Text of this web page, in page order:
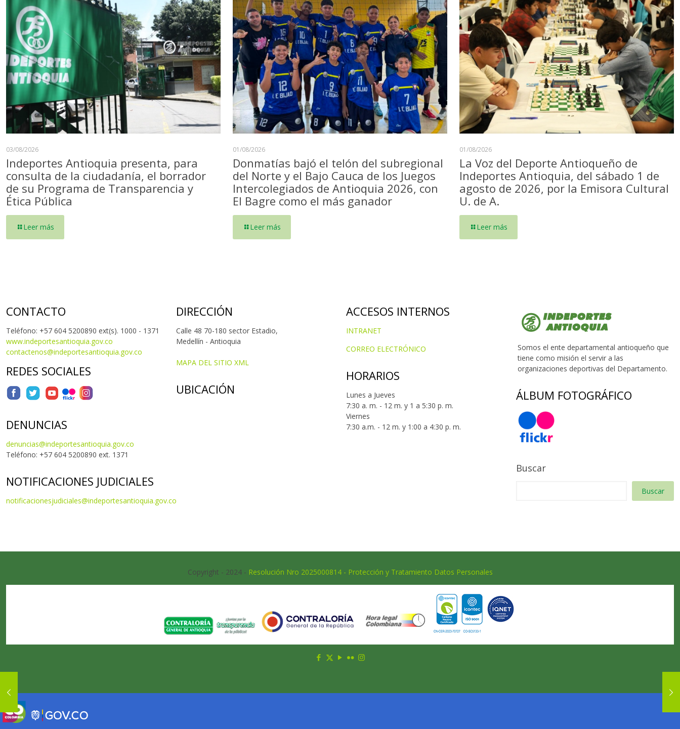
03/08/2026
Indeportes Antioquia presenta, para
consulta de la ciudadanía, el borrador
de su Programa de Transparencia y
Ética Pública
Leer más
01/08/2026
Donmatías bajó el telón del subregional
del Norte y el Bajo Cauca de los Juegos
Intercolegiados de Antioquia 2026, con
El Bagre como el más ganador
Leer más
01/08/2026
La Voz del Deporte Antioqueño de
Indeportes Antioquia, del sábado 1 de
agosto de 2026, por la Emisora Cultural
U. de A.
Leer más
CONTACTO
Teléfono: +57 604 5200890 ext(s). 1000 - 1371
www.indeportesantioquia.gov.co
contactenos@indeportesantioquia.gov.co
REDES SOCIALES
DENUNCIAS
denuncias@indeportesantioquia.gov.co
Teléfono: +57 604 5200890 ext. 1371
NOTIFICACIONES JUDICIALES
notificacionesjudiciales@indeportesantioquia.gov.co
DIRECCIÓN
Calle 48 70-180 sector Estadio,
Medellín - Antioquia
MAPA DEL SITIO XML
UBICACIÓN
ACCESOS INTERNOS
INTRANET
CORREO ELECTRÓNICO
HORARIOS
Lunes a Jueves
7:30 a. m. - 12 m. y 1 a 5:30 p. m.
Viernes
7:30 a.m. - 12 m. y 1:00 a 4:30 p. m.
Somos el ente departamental antioqueño que
tiene como misión el servir a las
organizaciones deportivas del Departamento.
ÁLBUM FOTOGRÁFICO
Buscar
Buscar
Copyright - 2024 - Resolución Nro 2025000814 - Protección y Tratamiento Datos Personales